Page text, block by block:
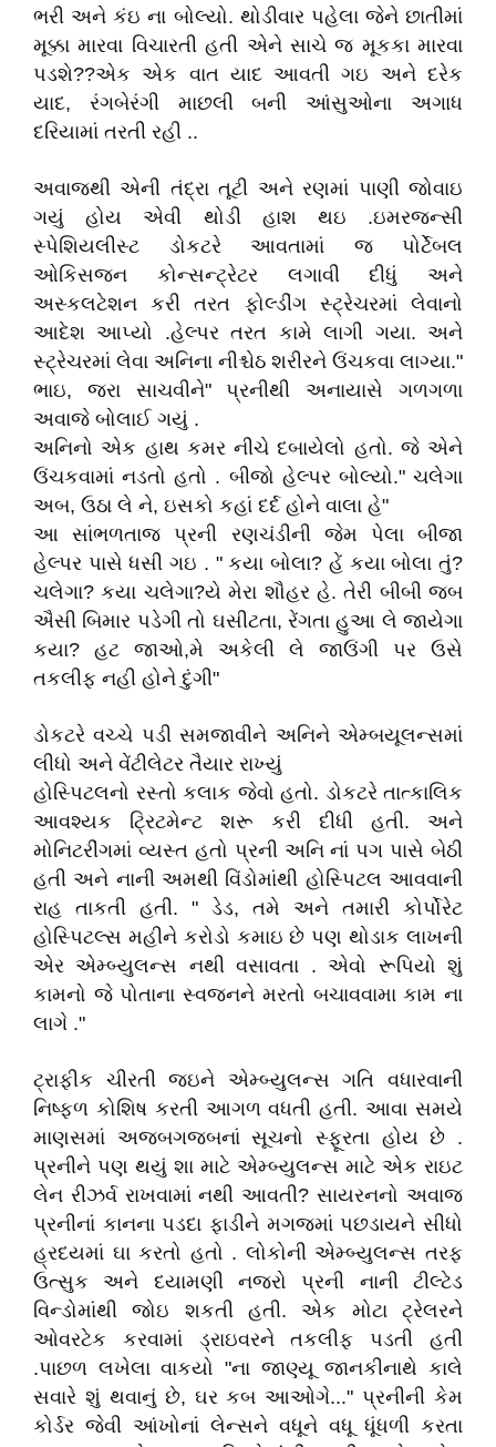
ભરી અને કંઇ ના બોલ્યો. થોડીવાર પહેલા જેને છાતીમાં
મૂક્કા મારવા વિચારતી હતી એને સાચે જ મૂકકા મારવા
પડશે??એક એક વાત યાદ આવતી ગઇ અને દરેક
યાદ, રંગબેરંગી માછલી બની આંસુઓના અગાધ
દરિયામાં તરતી રહી ..
અવાજથી એની તંદ્રા તૂટી અને રણમાં પાણી જોવાઇ
ગયું હોય એવી થોડી હાશ થઇ .ઇમરજન્સી
સ્પેશિયલીસ્ટ ડોકટરે આવતામાં જ પોર્ટેબલ
ઓકિસજન કોન્સન્ટ્રેટર લગાવી દીધું અને
અસ્કલટેશન કરી તરત ફોલ્ડીંગ સ્ટ્રેચરમાં લેવાનો
આદેશ આપ્યો .હેલ્પર તરત કામે લાગી ગયા. અને
સ્ટ્રેચરમાં લેવા અનિના નીશ્ચેઠ શરીરને ઉંચકવા લાગ્યા."
ભાઇ, જરા સાચવીને" પ્રનીથી અનાયાસે ગળગળા
અવાજે બોલાઈ ગયું .
અનિનો એક હાથ કમર નીચે દબાયેલો હતો. જે એને
ઉંચકવામાં નડતો હતો . બીજો હેલ્પર બોલ્યો." ચલેગા
અબ, ઉઠા લે ને, ઇસકો કહાં દર્દ હોને વાલા હે"
આ સાંભળતાજ પ્રની રણચંડીની જેમ પેલા બીજા
હેલ્પર પાસે ધસી ગઇ . " કયા બોલા? હેં કયા બોલા તું?
ચલેગા? કયા ચલેગા?યે મેરા શૌહર હે. તેરી બીબી જબ
ઐસી બિમાર પડેગી તો ઘસીટતા, રેંગતા હુઆ લે જાયેગા
કયા? હટ જાઓ,મે અકેલી લે જાઉંગી પર ઉસે
તકલીફ નહી હોને દુંગી"
ડોકટરે વચ્ચે પડી સમજાવીને અનિને એમ્બયૂલન્સમાં
લીધો અને વેંટીલેટર તૈયાર રાખ્યું
હોસ્પિટલનો રસ્તો કલાક જેવો હતો. ડોકટરે તાત્કાલિક
આવશ્યક ટ્રિટમેન્ટ શરૂ કરી દીધી હતી. અને
મોનિટરીંગમાં વ્યસ્ત હતો પ્રની અનિ નાં પગ પાસે બેઠી
હતી અને નાની અમથી વિંડોમાંથી હોસ્પિટલ આવવાની
રાહ તાકતી હતી. " ડેડ, તમે અને તમારી કોર્પોરેટ
હોસ્પિટલ્સ મહીને કરોડો કમાઇ છે પણ થોડાક લાખની
એર એમ્બ્યુલન્સ નથી વસાવતા . એવો રૂપિયો શું
કામનો જે પોતાના સ્વજનને મરતો બચાવવામા કામ ના
લાગે ."
ટ્રાફીક ચીરતી જઇને એમ્બ્યુલન્સ ગતિ વધારવાની
નિષ્ફળ કોશિષ કરતી આગળ વધતી હતી. આવા સમયે
માણસમાં અજબગજબનાં સૂચનો સ્ફૂરતા હોય છે .
પ્રનીને પણ થયું શા માટે એમ્બ્યુલન્સ માટે એક રાઇટ
લેન રીઝર્વ રાખવામાં નથી આવતી? સાયરનનો અવાજ
પ્રનીનાં કાનના પડદા ફાડીને મગજમાં પછડાયને સીધો
હ્રદયમાં ઘા કરતો હતો . લોકોની એમ્બ્યુલન્સ તરફ
ઉત્સુક અને દયામણી નજરો પ્રની નાની ટીલ્ટેડ
વિન્ડોમાંથી જોઇ શકતી હતી. એક મોટા ટ્રેલરને
ઓવરટેક કરવામાં ડ્રાઇવરને તકલીફ પડતી હતી
.પાછળ લખેલા વાકયો "ના જાણ્યૂ જાનકીનાથે કાલે
સવારે શું થવાનું છે, ઘર કબ આઓગે..." પ્રનીની કેમ
કોર્ડર જેવી આંખોનાં લેન્સને વધૂને વધૂ ધૂંધળી કરતા